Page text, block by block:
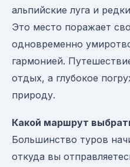
альпийские луга и
Это место поражает
одновременно
гармонией.
отдых, а глубокое
природу.
Какой маршрут
Большинство туров
откуда вы